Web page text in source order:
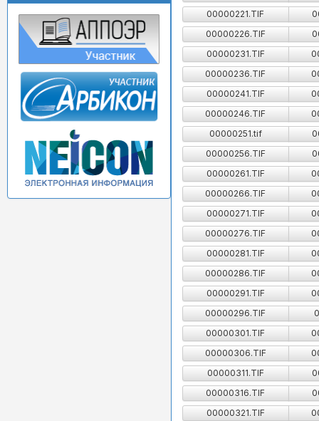
00000221.TIF
00000226.TIF
00000231.TIF
00000236.TIF
00000241.TIF
00000246.TIF
00000251.tif
00000256.TIF
00000261.TIF
00000266.TIF
00000271.TIF
00000276.TIF
00000281.TIF
00000286.TIF
00000291.TIF
00000296.TIF
00000301.TIF
00000306.TIF
00000311.TIF
00000316.TIF
00000321.TIF